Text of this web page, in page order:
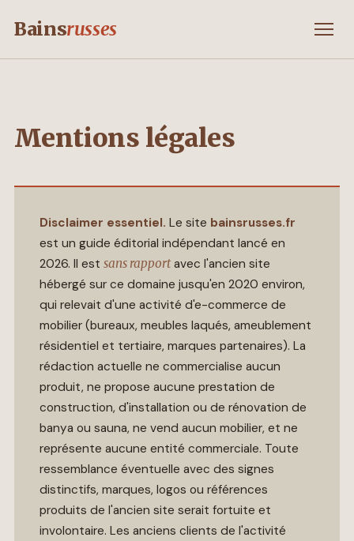
Bainsrusses
Mentions légales
Disclaimer essentiel. Le site bainsrusses.fr
est un guide éditorial indépendant lancé en
2026. Il est sans rapportavec l'ancien site
hébergé sur ce domaine jusqu'en 2020 environ,
qui relevait d'une activité d'e-commerce de
mobilier (bureaux, meubles laqués, ameublement
résidentiel et tertiaire, marques partenaires). La
rédaction actuelle ne commercialise aucun
produit, ne propose aucune prestation de
construction, d'installation ou de rénovation de
banya ou sauna, ne vend aucun mobilier, et ne
représente aucune entité commerciale. Toute
ressemblance éventuelle avec des signes
distinctifs, marques, logos ou références
produits de l'ancien site serait fortuite et
involontaire. Les anciens clients de l'activité